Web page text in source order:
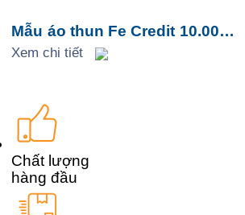
Mẫu áo thun Fe Credit 10.000
tỉ
Xem chi tiết
Chất lượng
hàng đầu